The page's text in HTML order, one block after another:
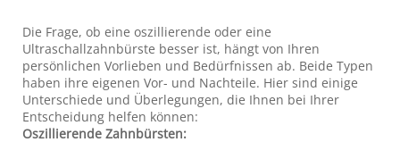
Die Frage, ob eine oszillierende oder eine
Ultraschallzahnbürste besser ist, hängt von Ihren
persönlichen Vorlieben und Bedürfnissen ab. Beide Typen
haben ihre eigenen Vor- und Nachteile. Hier sind einige
Unterschiede und Überlegungen, die Ihnen bei Ihrer
Entscheidung helfen können:
Oszillierende Zahnbürsten: